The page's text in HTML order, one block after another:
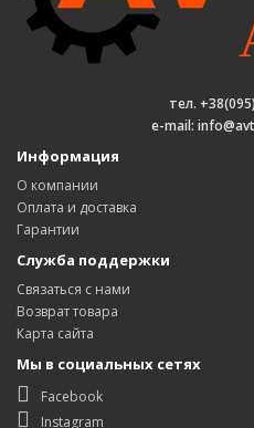
тел.
e-mail:
Информация
О компании
Оплата и доставка
Гарантии
Служба поддержки
Связаться с нами
Возврат товара
Карта сайта
Мы в социальных сетях
Facebook
Instagram